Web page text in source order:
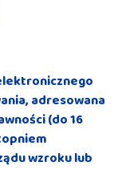
adresowana
(do 16
wzroku lub